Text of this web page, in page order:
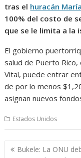
tras el huracán María
100% del costo de
que se le limita a la
El gobierno
salud de Puerto
Vital, puede entrar
de por lo menos
asignan nuevos
Estados Unidos
Navegación
Bukele: La ONU